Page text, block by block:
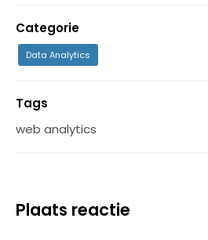
Categorie
Data Analytics
Tags
web analytics
Plaats reactie